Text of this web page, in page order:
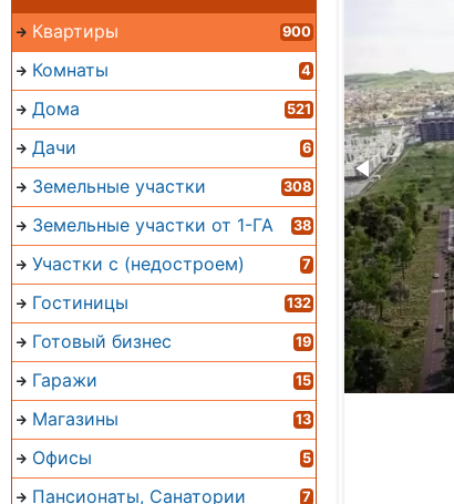
Квартиры 900
Комнаты 4
Дома 521
Дачи 6
Земельные участки 308
Земельные участки от 1-ГА 38
Участки с (недостроем) 7
Гостиницы 132
Готовый бизнес 19
Гаражи 15
Магазины 13
Офисы 5
Пансионаты, Санатории 7